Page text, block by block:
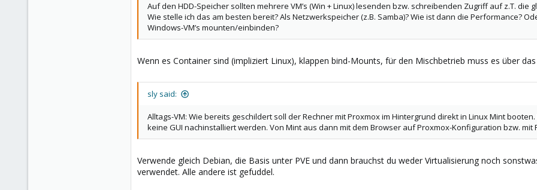
Auf den HDD-Speicher sollten mehrere VM’s (Win + Linux) lesenden bzw. schreibenden Zugriff auf z.T. die
Wie stelle ich das am besten bereit? Als Netzwerkspeicher (z.B. Samba)? Wie ist dann die Performance?
Windows-VM’s mounten/einbinden?
Wenn es Container sind (impliziert Linux), klappen bind-Mounts, für den Mischbetrieb muss es über
sly said:
Alltags-VM: Wie bereits geschildert soll der Rechner mit Proxmox im Hintergrund direkt in Linux Mint
keine GUI nachinstalliert werden. Von Mint aus dann mit dem Browser auf Proxmox-Konfiguration bzw. mit
Verwende gleich Debian, die Basis unter PVE und dann brauchst du weder Virtualisierung noch
verwendet. Alle andere ist gefuddel.